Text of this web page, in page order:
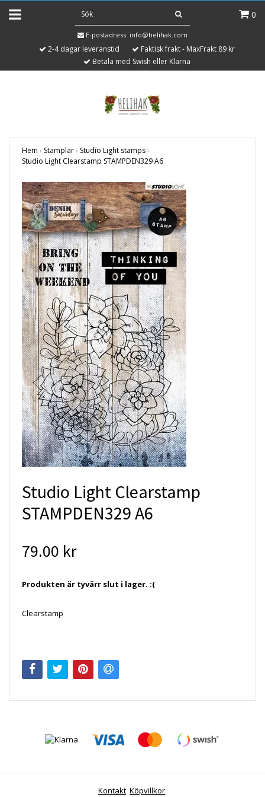
0
E-postadress: info@helihak.com
2-4 dagar leveranstid
Faktisk frakt - MaxFrakt 89 kr
Betala med Swish eller Klarna
Hem › Stämplar› Studio Light stamps›
Studio Light Clearstamp STAMPDEN329 A6
Studio Light Clearstamp
STAMPDEN329 A6
79.00 kr
Produkten är tyvärr slut i lager. :(
Clearstamp
Kontakt Köpvillkor